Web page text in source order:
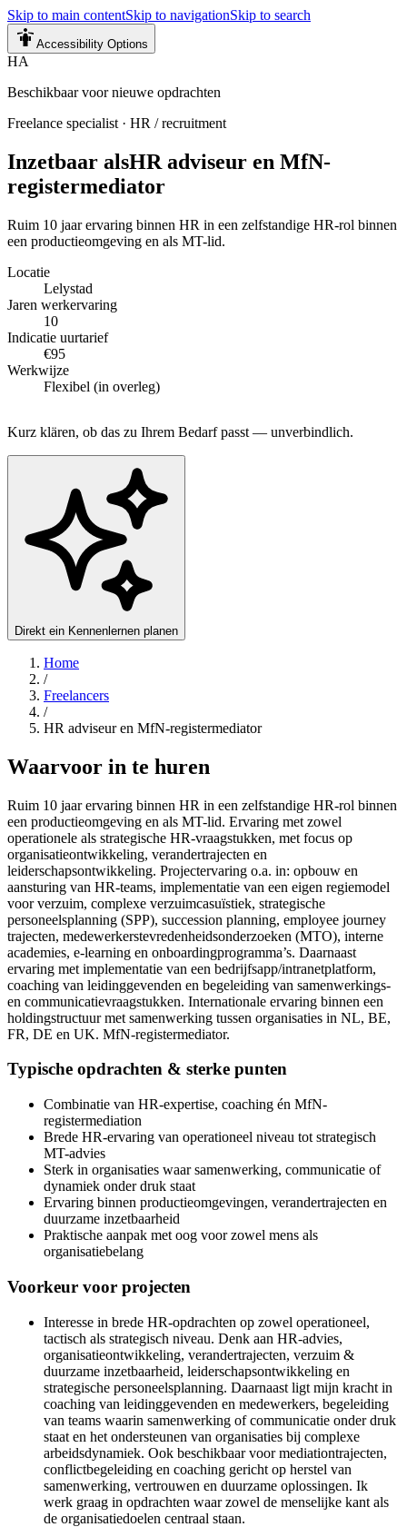
Skip to main contentSkip to navigationSkip to search
Accessibility Options
HA
Beschikbaar voor nieuwe opdrachten
Freelance specialist · HR / recruitment
Inzetbaar alsHR adviseur en MfN-
registermediator
Ruim 10 jaar ervaring binnen HR in een zelfstandige HR-rol binnen
een productieomgeving en als MT-lid.
Locatie
Lelystad
Jaren werkervaring
10
Indicatie uurtarief
€95
Werkwijze
Flexibel (in overleg)
Kurz klären, ob das zu Ihrem Bedarf passt — unverbindlich.
Direkt ein Kennenlernen planen
Home
/
Freelancers
/
HR adviseur en MfN-registermediator
Waarvoor in te huren
Ruim 10 jaar ervaring binnen HR in een zelfstandige HR-rol binnen
een productieomgeving en als MT-lid. Ervaring met zowel
operationele als strategische HR-vraagstukken, met focus op
organisatieontwikkeling, verandertrajecten en
leiderschapsontwikkeling. Projectervaring o.a. in: opbouw en
aansturing van HR-teams, implementatie van een eigen regiemodel
voor verzuim, complexe verzuimcasuïstiek, strategische
personeelsplanning (SPP), succession planning, employee journey
trajecten, medewerkerstevredenheidsonderzoeken (MTO), interne
academies, e-learning en onboardingprogramma’s. Daarnaast
ervaring met implementatie van een bedrijfsapp/intranetplatform,
coaching van leidinggevenden en begeleiding van samenwerkings-
en communicatievraagstukken. Internationale ervaring binnen een
holdingstructuur met samenwerking tussen organisaties in NL, BE,
FR, DE en UK. MfN-registermediator.
Typische opdrachten & sterke punten
Combinatie van HR-expertise, coaching én MfN-
registermediation
Brede HR-ervaring van operationeel niveau tot strategisch
MT-advies
Sterk in organisaties waar samenwerking, communicatie of
dynamiek onder druk staat
Ervaring binnen productieomgevingen, verandertrajecten en
duurzame inzetbaarheid
Praktische aanpak met oog voor zowel mens als
organisatiebelang
Voorkeur voor projecten
Interesse in brede HR-opdrachten op zowel operationeel,
tactisch als strategisch niveau. Denk aan HR-advies,
organisatieontwikkeling, verandertrajecten, verzuim &
duurzame inzetbaarheid, leiderschapsontwikkeling en
strategische personeelsplanning. Daarnaast ligt mijn kracht in
coaching van leidinggevenden en medewerkers, begeleiding
van teams waarin samenwerking of communicatie onder druk
staat en het ondersteunen van organisaties bij complexe
arbeidsdynamiek. Ook beschikbaar voor mediationtrajecten,
conflictbegeleiding en coaching gericht op herstel van
samenwerking, vertrouwen en duurzame oplossingen. Ik
werk graag in opdrachten waar zowel de menselijke kant als
de organisatiedoelen centraal staan.